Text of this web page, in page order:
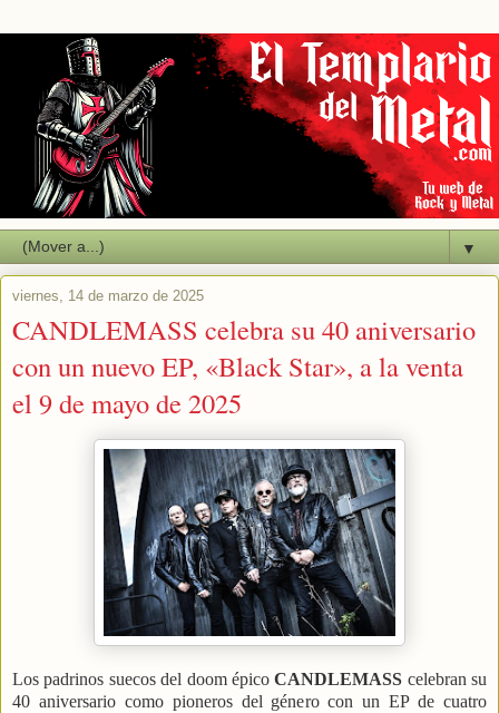
▼
viernes, 14 de marzo de 2025
CANDLEMASS celebra su 40 aniversario
con un nuevo EP, «Black Star», a la venta
el 9 de mayo de 2025
Los padrinos suecos del doom épicoCANDLEMASS celebran su
40 aniversario como pioneros del género con un EP de cuatro